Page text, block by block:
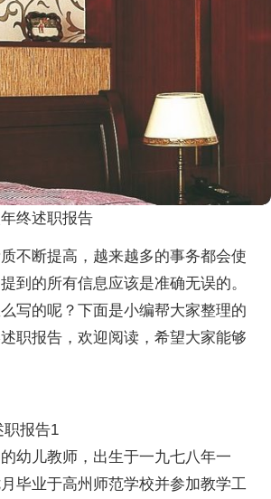
终述职报告
不断提高，越来越多的事务都会使
到的所有信息应该是准确无误的。
写的呢？下面是小编帮大家整理的
职报告，欢迎阅读，希望大家能够
职报告1
幼儿教师，出生于一九七八年一
毕业于高州师范学校并参加教学工